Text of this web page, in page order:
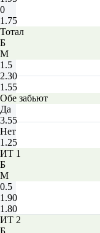
0
1.75
Тотал
Б
М
1.5
2.30
1.55
Обе забьют
Да
3.55
Нет
1.25
ИТ 1
Б
М
0.5
1.90
1.80
ИТ 2
Б